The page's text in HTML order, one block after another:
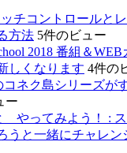
チコントロールと
方法 5件のビュー
2018 番組＆
しくなります 4件の
コネク島シリーズが
ー
やってみよう！ :
うと一緒にチャレン